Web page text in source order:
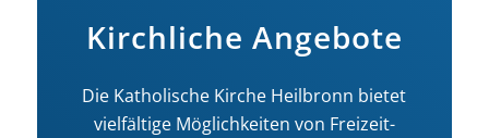
Kirchliche Angebote
Die Katholische Kirche Heilbronn bietet
vielfältige Möglichkeiten von Freizeit-